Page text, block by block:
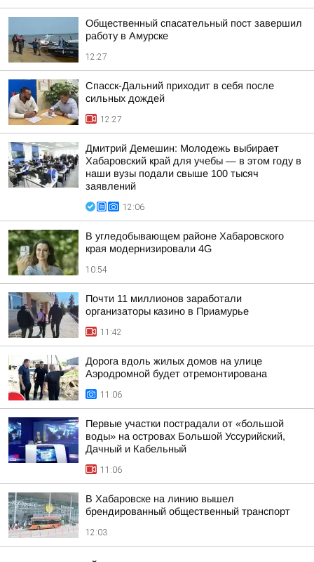
Общественный спасательный пост завершил
работу в Амурске
12:27
Спасск-Дальний приходит в себя после
сильных дождей
12:27
Дмитрий Демешин: Молодежь выбирает
Хабаровский край для учебы — в этом году в
наши вузы подали свыше 100 тысяч
заявлений
12:06
В угледобывающем районе Хабаровского
края модернизировали 4G
10:54
Почти 11 миллионов заработали
организаторы казино в Приамурье
11:42
Дорога вдоль жилых домов на улице
Аэродромной будет отремонтирована
11:06
Первые участки пострадали от «большой
воды» на островах Большой Уссурийский,
Дачный и Кабельный
11:06
В Хабаровске на линию вышел
брендированный общественный транспорт
12:03